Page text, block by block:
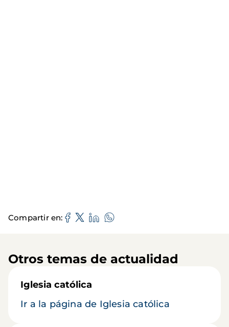
Compartir en
Otros temas de actualidad
Iglesia católica
Ir a la página de Iglesia católica